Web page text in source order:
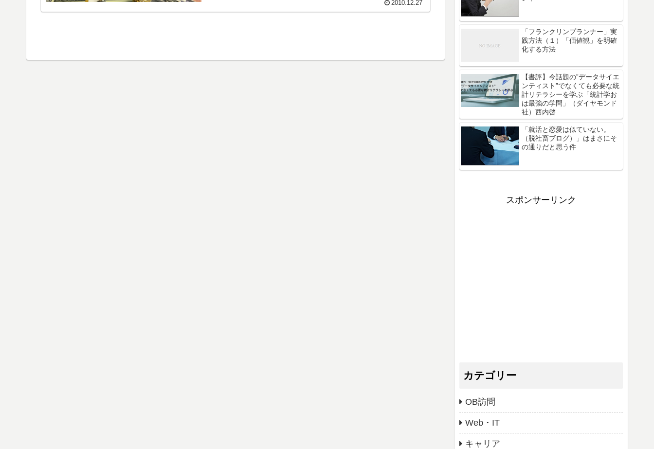
2010.12.27
「フランクリンプランナー」実
践方法（１）「価値観」を明確
化する方法
【書評】今話題の”データサイエ
ンティスト”でなくても必要な統
計リテラシーを学ぶ「統計学お
は最強の学問」（ダイヤモンド
社）西内啓
「就活と恋愛は似ていない。
（脱社畜ブログ）」はまさにそ
の通りだと思う件
スポンサーリンク
カテゴリー
OB訪問
Web・IT
キャリア